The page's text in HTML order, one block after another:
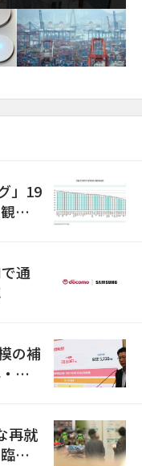
倍増
」19
的
通
の補
安
再就
時